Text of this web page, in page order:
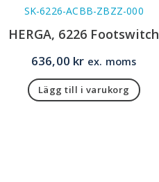
SK-6226-ACBB-ZBZZ-000
HERGA, 6226 Footswitch
636,00 kr ex. moms
Lägg till i varukorg